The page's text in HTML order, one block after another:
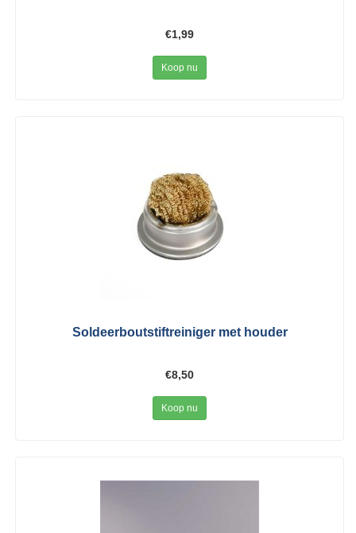
€1,99
Koop nu
Soldeerboutstiftreiniger met houder
€8,50
Koop nu